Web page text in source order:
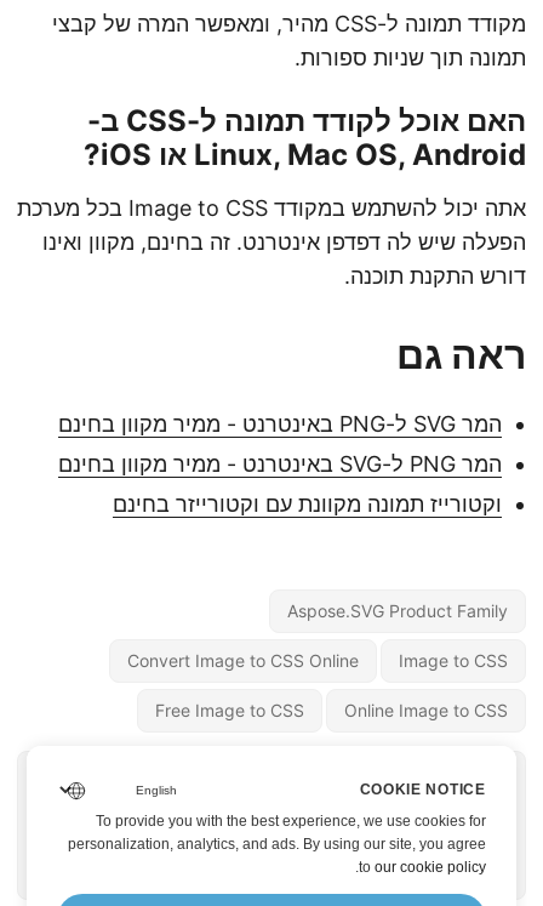
מקודד תמונה ל-CSS מהיר, ומאפשר המרה של קבצי
תמונה תוך שניות ספורות.
האם אוכל לקודד תמונה ל-CSS ב-
Linux, Mac OS, Android או iOS?
אתה יכול להשתמש במקודד Image to CSS בכל מערכת
הפעלה שיש לה דפדפן אינטרנט. זה בחינם, מקוון ואינו
דורש התקנת תוכנה.
ראה גם
המר SVG ל-PNG באינטרנט - ממיר מקוון בחינם
המר PNG ל-SVG באינטרנט - ממיר מקוון בחינם
וקטורייז תמונה מקוונת עם וקטורייזר בחינם
Aspose.SVG Product Family
Image to CSS
Convert Image to CSS Online
Online Image to CSS
Free Image to CSS
SVG עבור האינטרנט -
SVG Optimizer מקוון
COOKIE NOTICE
To provide you with the best experience, we use cookies for
personalization, analytics, and ads. By using our site, you agree
to our cookie policy
.